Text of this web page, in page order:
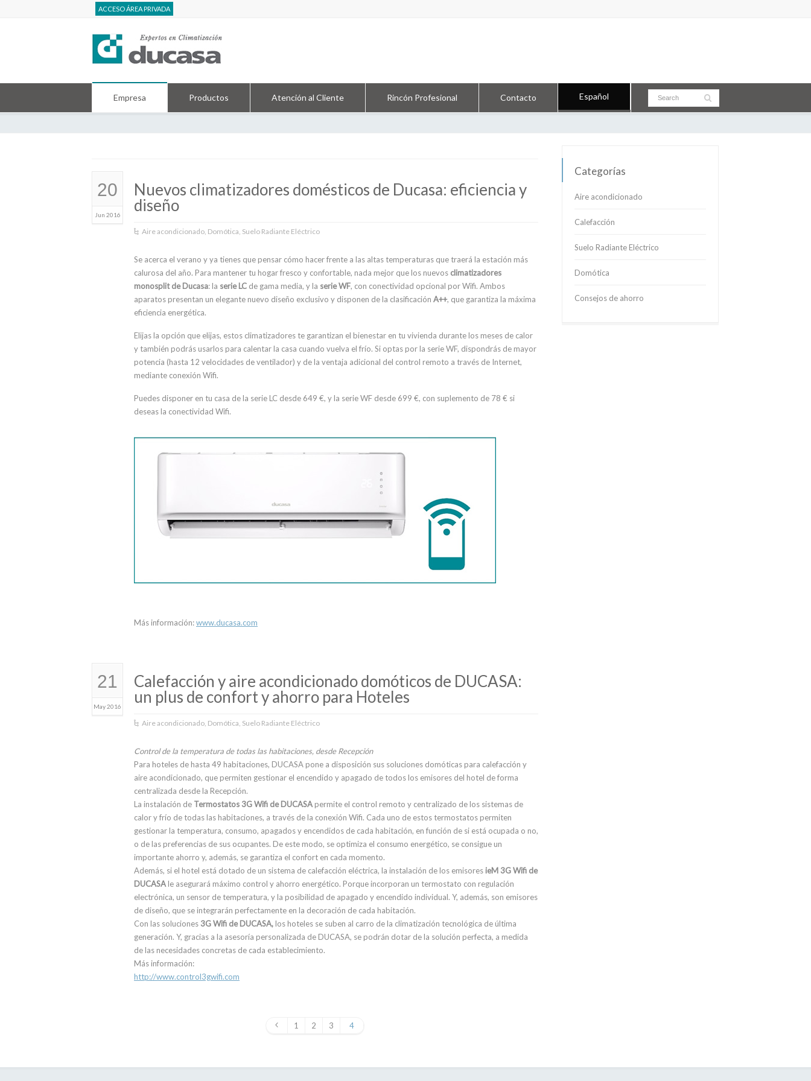
ACCESO ÁREA PRIVADA
Empresa Productos Atención al Cliente Rincón Profesional Contacto Español
20
Jun 2016
Nuevos climatizadores domésticos de Ducasa: eficiencia y
diseño
Aire acondicionado, Domótica, Suelo Radiante Eléctrico
Se acerca el verano y ya tienes que pensar cómo hacer frente a las altas temperaturas que traerá la estación más
calurosa del año. Para mantener tu hogar fresco y confortable, nada mejor que los nuevos climatizadores
monosplit de Ducasa: la serie LC de gama media, y la serie WF, con conectividad opcional por Wifi. Ambos
aparatos presentan un elegante nuevo diseño exclusivo y disponen de la clasificación A++, que garantiza la máxima
eficiencia energética.
Elijas la opción que elijas, estos climatizadores te garantizan el bienestar en tu vivienda durante los meses de calor
y también podrás usarlos para calentar la casa cuando vuelva el frío. Si optas por la serie WF, dispondrás de mayor
potencia (hasta 12 velocidades de ventilador) y de la ventaja adicional del control remoto a través de Internet,
mediante conexión Wifi.
Puedes disponer en tu casa de la serie LC desde 649 €, y la serie WF desde 699 €, con suplemento de 78 € si
deseas la conectividad Wifi.
Más información:www.ducasa.com
21
May 2016
Calefacción y aire acondicionado domóticos de DUCASA:
un plus de confort y ahorro para Hoteles
Aire acondicionado, Domótica, Suelo Radiante Eléctrico
Control de la temperatura de todas las habitaciones, desde Recepción
Para hoteles de hasta 49 habitaciones, DUCASA pone a disposición sus soluciones domóticas para calefacción y
aire acondicionado, que permiten gestionar el encendido y apagado de todos los emisores del hotel de forma
centralizada desde la Recepción.
La instalación de Termostatos 3G Wifi de DUCASA permite el control remoto y centralizado de los sistemas de
calor y frío de todas las habitaciones, a través de la conexión Wifi. Cada uno de estos termostatos permiten
gestionar la temperatura, consumo, apagados y encendidos de cada habitación, en función de si está ocupada o no,
o de las preferencias de sus ocupantes. De este modo, se optimiza el consumo energético, se consigue un
importante ahorro y, además, se garantiza el confort en cada momento.
Además, si el hotel está dotado de un sistema de calefacción eléctrica, la instalación de los emisores ieM 3G Wifi de
DUCASA le asegurará máximo control y ahorro energético. Porque incorporan un termostato con regulación
electrónica, un sensor de temperatura, y la posibilidad de apagado y encendido individual. Y, además, son emisores
de diseño, que se integrarán perfectamente en la decoración de cada habitación.
Con las soluciones 3G Wifi de DUCASA, los hoteles se suben al carro de la climatización tecnológica de última
generación. Y, gracias a la asesoría personalizada de DUCASA, se podrán dotar de la solución perfecta, a medida
de las necesidades concretas de cada establecimiento.
Más información:
http://www.control3gwifi.com
1 2 3 4
Categorías
Aire acondicionado
Calefacción
Suelo Radiante Eléctrico
Domótica
Consejos de ahorro